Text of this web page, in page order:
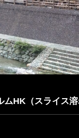
ムHK（スライス溶